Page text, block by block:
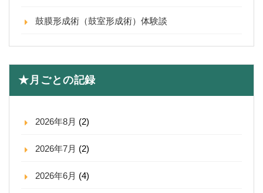
鼓膜形成術（鼓室形成術）体験談
★月ごとの記録
2026年8月 (2)
2026年7月 (2)
2026年6月 (4)